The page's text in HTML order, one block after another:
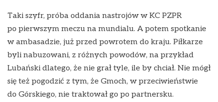
Taki szyfr, próba oddania nastrojów w KC PZPR
po pierwszym meczu na mundialu. A potem spotkanie
w ambasadzie, już przed powrotem do kraju. Piłkarze
byli nabuzowani, z różnych powodów, na przykład
Lubański dlatego, że nie grał tyle, ile by chciał. Nie mógł
się też pogodzić z tym, że Gmoch, w przeciwieństwie
do Górskiego, nie traktował go po partnersku.